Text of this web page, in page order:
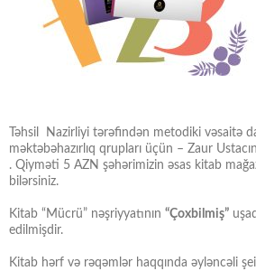
Təhsil Nazirliyi tərəfindən metodiki vəsaitə
məktəbəhazırlıq qrupları üçün – Zaur
. Qiyməti 5 AZN şəhərimizin əsas kitab
bilərsiniz.
Kitab “Mücrü” nəşriyyatının “Çoxbilmiş”
edilmişdir.
Kitab hərf və rəqəmlər haqqında əyləncəli